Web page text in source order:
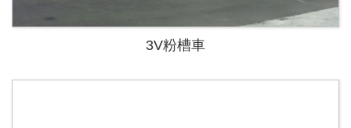
3V粉槽車